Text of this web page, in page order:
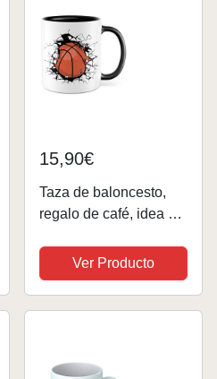
15,90€
Taza de baloncesto,
regalo de café, idea de
baloncesto, taza de
café con diseño de
baloncesto, taza de té,
Ver Producto